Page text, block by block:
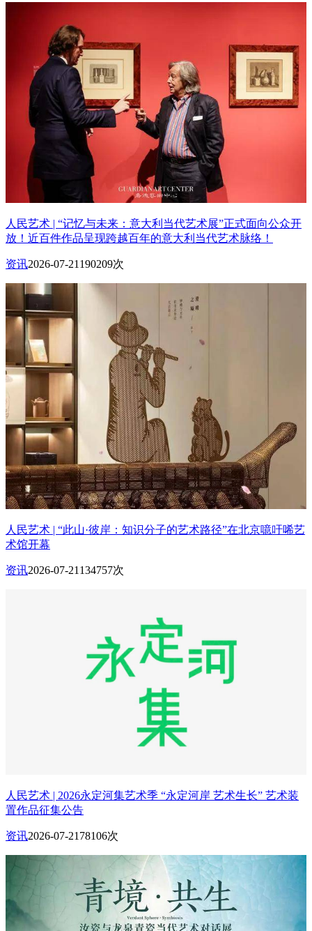
人民艺术 | “记忆与未来：意大利当代艺术展”正式面向公众开
放！近百件作品呈现跨越百年的意大利当代艺术脉络！
资讯2026-07-21 190209次
人民艺术 | “此山·彼岸：知识分子的艺术路径”在北京噫吁唏艺
术馆开幕
资讯2026-07-21 134757次
人民艺术 | 2026永定河集艺术季 “永定河岸 艺术生长” 艺术装
置作品征集公告
资讯2026-07-21 78106次